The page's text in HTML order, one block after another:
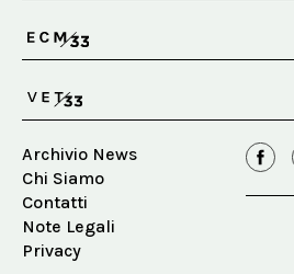
Archivio News
Chi Siamo
Contatti
Note Legali
Privacy